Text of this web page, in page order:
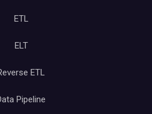
ETL
ELT
ETL
Pipeline